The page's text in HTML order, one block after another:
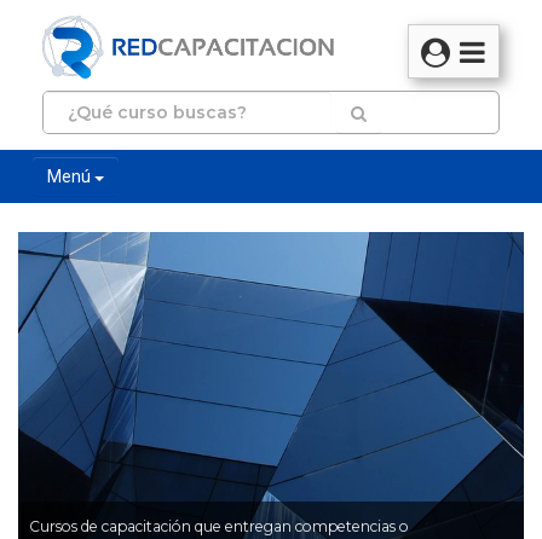
Menú
Cursos de capacitación que entregan competencias o